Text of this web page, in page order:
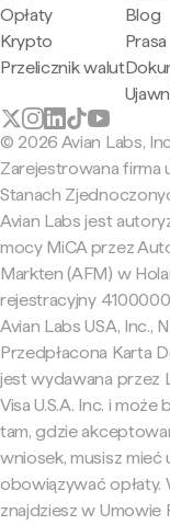
Opłaty
Krypto
Przelicznik walut
Blog
Prasa
© 2026 Avian Labs, Inc
Zarejestrowana firma
Stanach
Avian Labs jest
mocy MiCA przez
Markten (AFM) w
rejestracyjny
Avian Labs USA, Inc.,
Przedpłacona Karta
jest wydawana przez
Visa U.S.A. Inc. i
tam, gdzie
wniosek, musisz mieć
obowiązywać opłaty.
znajdziesz w Umowie